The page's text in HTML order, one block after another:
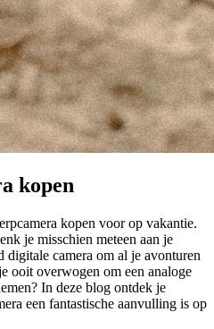
kopen
kopen voor op vakantie.
je misschien meteen aan je
digitale camera om al je avonturen
ooit overwogen om een analoge
In deze blog ontdek je
een fantastische aanvulling is op